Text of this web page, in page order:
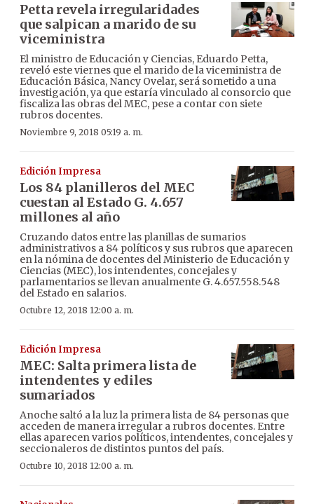
Petta revela irregularidades
que salpican a marido de su
viceministra
El ministro de Educación y Ciencias, Eduardo Petta,
reveló este viernes que el marido de la viceministra de
Educación Básica, Nancy Ovelar, será sometido a una
investigación, ya que estaría vinculado al consorcio que
fiscaliza las obras del MEC, pese a contar con siete
rubros docentes.
Noviembre 9, 2018 05:19 a. m.
Edición Impresa
Los 84 planilleros del MEC
cuestan al Estado G. 4.657
millones al año
Cruzando datos entre las planillas de sumarios
administrativos a 84 políticos y sus rubros que aparecen
en la nómina de docentes del Ministerio de Educación y
Ciencias (MEC), los intendentes, concejales y
parlamentarios se llevan anualmente G. 4.657.558.548
del Estado en salarios.
Octubre 12, 2018 12:00 a. m.
Edición Impresa
MEC: Salta primera lista de
intendentes y ediles
sumariados
Anoche saltó a la luz la primera lista de 84 personas que
acceden de manera irregular a rubros docentes. Entre
ellas aparecen varios políticos, intendentes, concejales y
seccionaleros de distintos puntos del país.
Octubre 10, 2018 12:00 a. m.